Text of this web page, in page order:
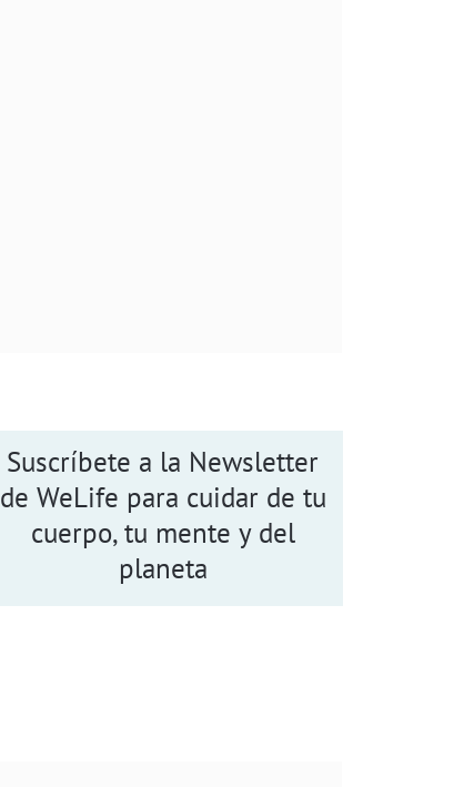
Suscríbete a la Newsletter
de WeLife para cuidar de tu
cuerpo, tu mente y del
planeta